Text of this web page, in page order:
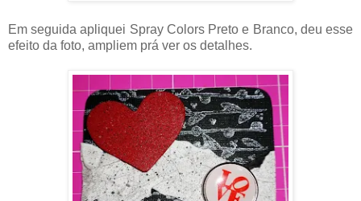
Em seguida apliquei Spray Colors Preto e Branco, deu esse
efeito da foto, ampliem prá ver os detalhes.